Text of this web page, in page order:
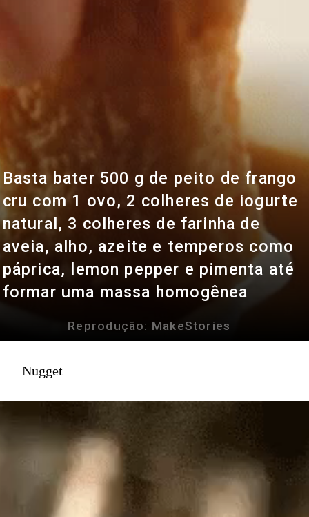
Basta bater 500 g de peito de frango
cru com 1 ovo, 2 colheres de iogurte
natural, 3 colheres de farinha de
aveia, alho, azeite e temperos como
páprica, lemon pepper e pimenta até
formar uma massa homogênea
Reprodução: MakeStories
Nugget